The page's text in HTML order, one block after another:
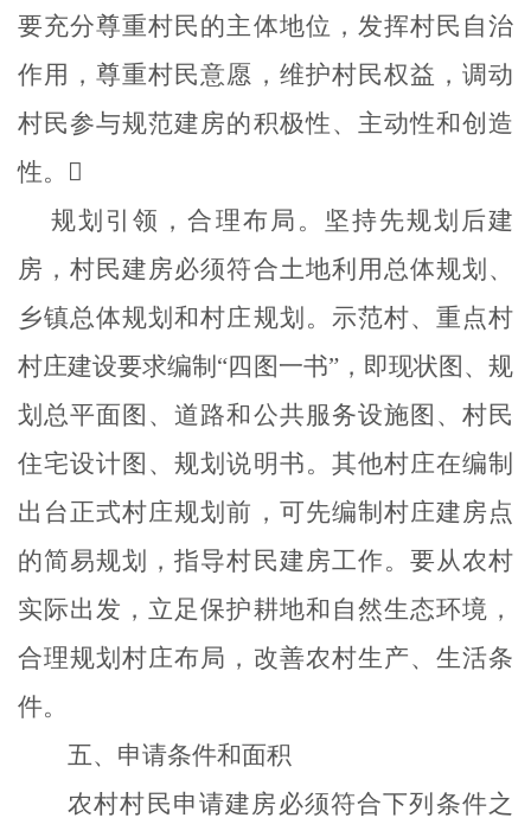
要充分尊重村民的主体地位，发挥村民自治
作用，尊重村民意愿，维护村民权益，调动
村民参与规范建房的积极性、主动性和创造
性。 
规划引领，合理布局。坚持先规划后建
房，村民建房必须符合土地利用总体规划、
乡镇总体规划和村庄规划。示范村、重点村
村庄建设要求编制 “四图一书”，即现状图、规
划总平面图、道路和公共服务设施图、村民
住宅设计图、规划说明书。其他村庄在编制
出台正式村庄规划前，可先编制村庄建房点
的简易规划，指导村民建房工作。要从农村
实际出发，立足保护耕地和自然生态环境，
合理规划村庄布局，改善农村生产、生活条
件。
五、申请条件和面积
农村村民申请建房必须符合下列条件之